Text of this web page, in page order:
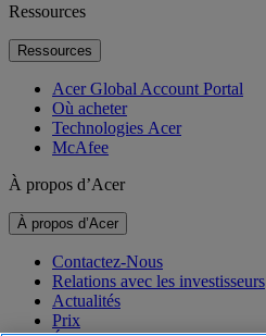
Ressources
Ressources
Acer Global Account Portal
Où acheter
Technologies Acer
McAfee
À propos d’Acer
À propos d’Acer
Contactez-Nous
Relations avec les investisseurs
Actualités
Prix